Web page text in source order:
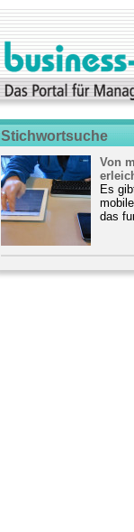
Stichwortsuche
Von
Es
das